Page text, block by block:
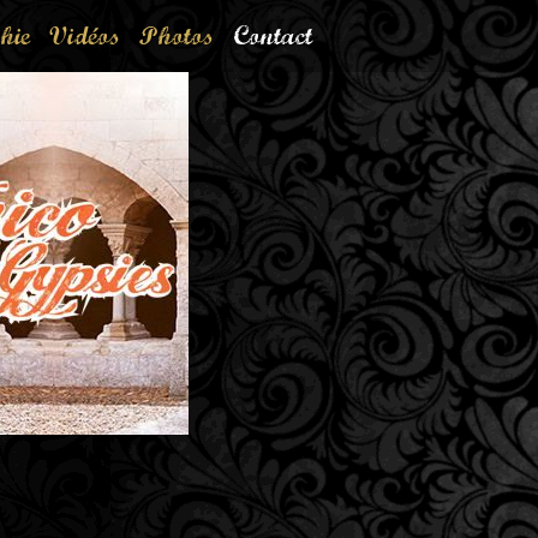
Vidéos Photos Contact